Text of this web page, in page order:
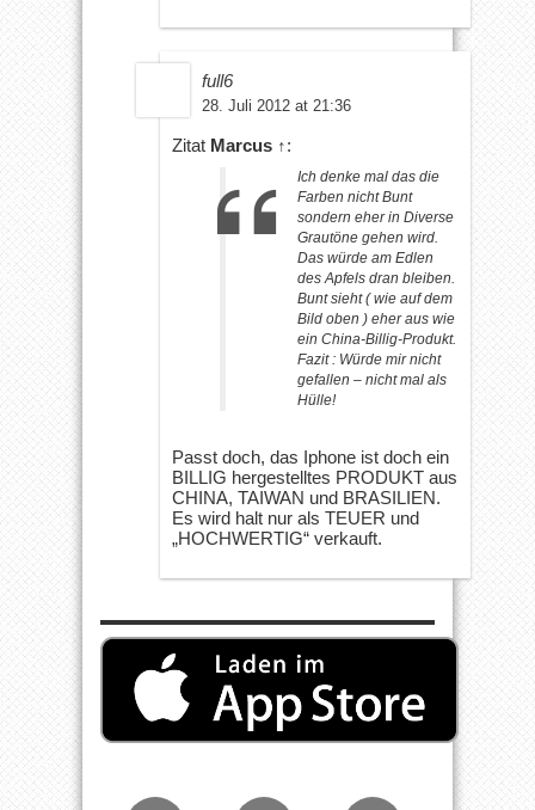
full6
28. Juli 2012 at 21:36
Zitat Marcus ↑:
Ich denke mal das die
Farben nicht Bunt
sondern eher in Diverse
Grautöne gehen wird.
Das würde am Edlen
des Apfels dran bleiben.
Bunt sieht ( wie auf dem
Bild oben ) eher aus wie
ein China-Billig-Produkt.
Fazit : Würde mir nicht
gefallen – nicht mal als
Hülle!
Passt doch, das Iphone ist doch ein
BILLIG hergestelltes PRODUKT aus
CHINA, TAIWAN und BRASILIEN.
Es wird halt nur als TEUER und
„HOCHWERTIG“ verkauft.